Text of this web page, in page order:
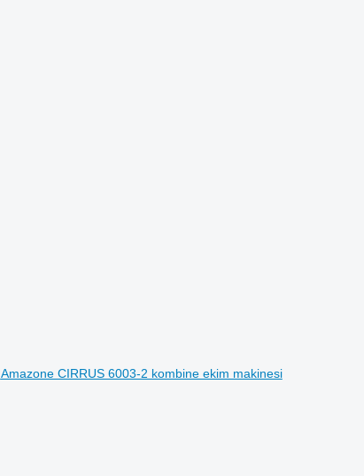
Amazone CIRRUS 6003-2 kombine ekim makinesi